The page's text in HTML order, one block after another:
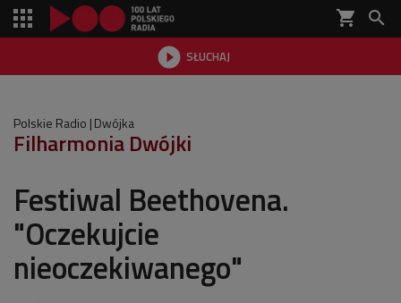
shopping_cart 
 SŁUCHAJ

Polskie Radio Dwójka
Filharmonia Dwójki
Festiwal Beethovena.
"Oczekujcie
nieoczekiwanego"